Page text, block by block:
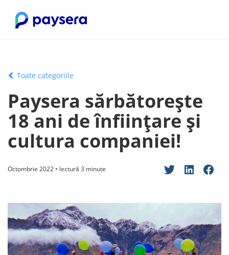
Toate categoriile
Paysera sărbătorește
18 ani de înființare și
cultura companiei!
Octombrie 2022 • lectură 3 minute